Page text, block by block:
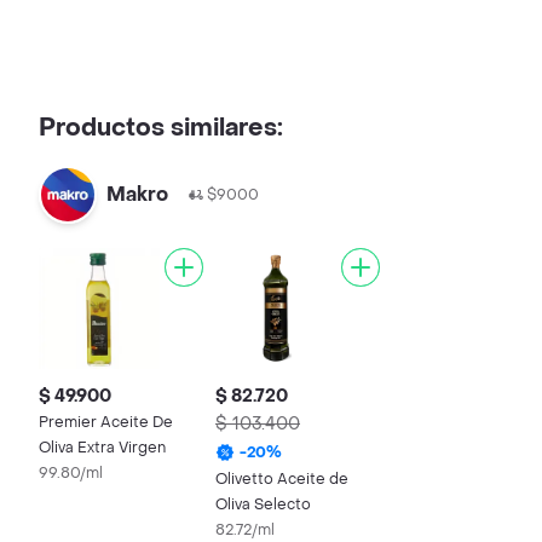
Productos similares:
Makro $9000
$ 49.900
Premier Aceite De
Oliva Extra Virgen
99.80/ml
$ 82.720
$ 103.400
-20%
Olivetto Aceite de
Oliva Selecto
82.72/ml